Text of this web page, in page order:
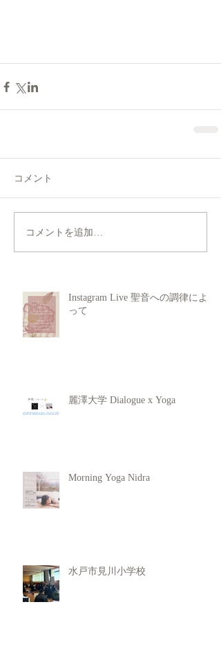
コメント
コメントを追加…
Instagram Live 聖音への調律によ
って
麗澤大学 Dialogue x Yoga
Morning Yoga Nidra
水戸市見川小学校